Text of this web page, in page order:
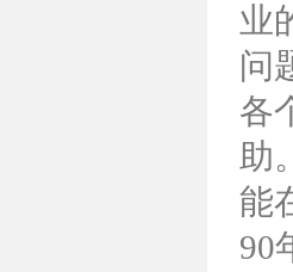
业
问
各
助
能
90